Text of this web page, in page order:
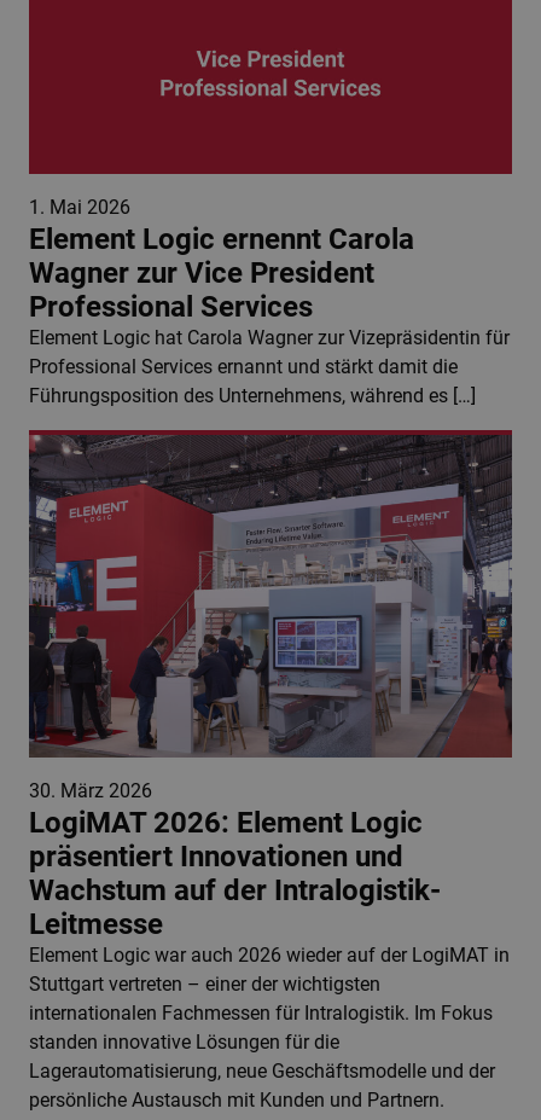
1. Mai 2026
Element Logic ernennt Carola
Wagner zur Vice President
Professional Services
Element Logic hat Carola Wagner zur Vizepräsidentin für
Professional Services ernannt und stärkt damit die
Führungsposition des Unternehmens, während es […]
30. März 2026
LogiMAT 2026: Element Logic
präsentiert Innovationen und
Wachstum auf der Intralogistik-
Leitmesse
Element Logic war auch 2026 wieder auf der LogiMAT in
Stuttgart vertreten – einer der wichtigsten
internationalen Fachmessen für Intralogistik. Im Fokus
standen innovative Lösungen für die
Lagerautomatisierung, neue Geschäftsmodelle und der
persönliche Austausch mit Kunden und Partnern.